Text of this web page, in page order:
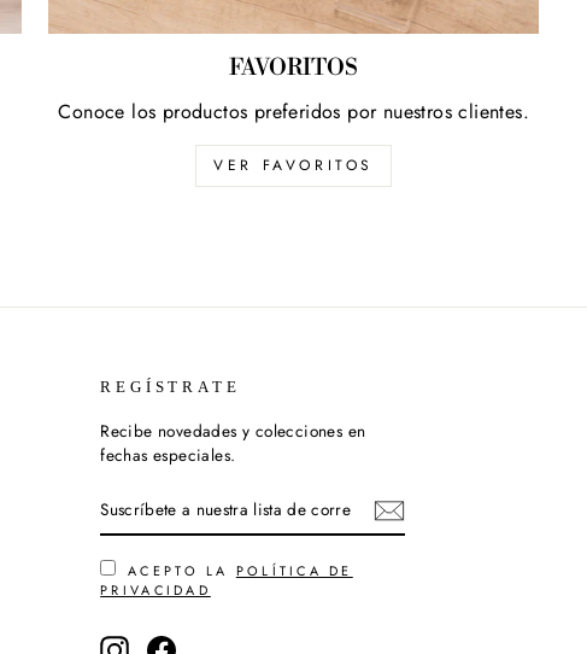
FAVORITOS
Conoce los productos preferidos por nuestros clientes.
VER FAVORITOS
REGÍSTRATE
Recibe novedades y colecciones en
fechas especiales.
A
NUESTRA
DE
CORREO
ACEPTO LA POLÍTICA DE
PRIVACIDAD
InstagramFacebook